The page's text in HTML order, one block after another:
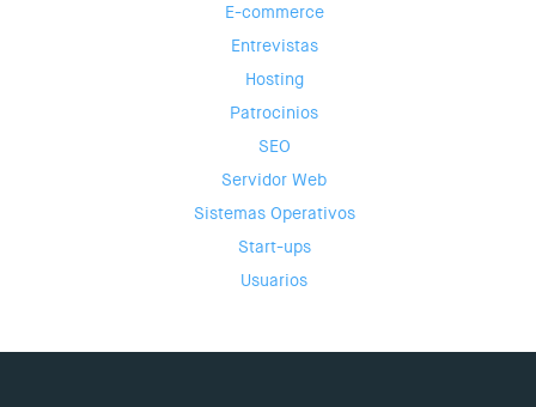
E-commerce
Entrevistas
Hosting
Patrocinios
SEO
Servidor Web
Sistemas Operativos
Start-ups
Usuarios